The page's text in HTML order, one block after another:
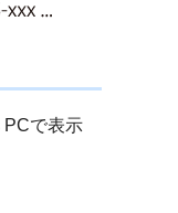
PCで表示